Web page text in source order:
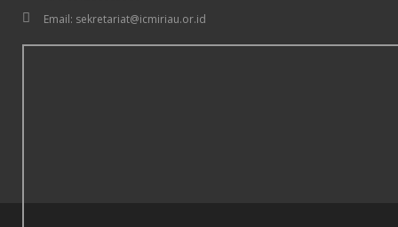
Email: sekretariat@icmiriau.or.id